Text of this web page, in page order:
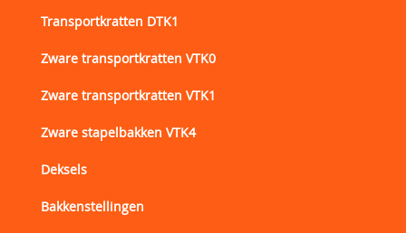
Transportkratten DTK1
Zware transportkratten VTK0
Zware transportkratten VTK1
Zware stapelbakken VTK4
Deksels
Bakkenstellingen